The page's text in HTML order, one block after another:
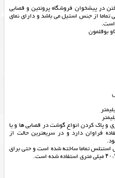
در پیشخوان فروشگاه پروتئین و قصابی
از جنس استیل می باشد و دارای نمای
است.
بوقلمون
و پاک کردن انواع گوشت در قصابی ها و یا
فراوان دارد و در سریعترین حالت از
1 میلیمتری استیل استنلس تماما ساخته شده است و حتی برای